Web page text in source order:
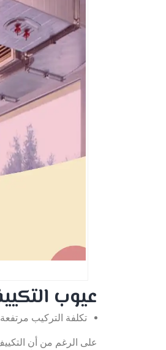
عيوب
تكلفة التركيب مرتفعة
على الرغم من أن